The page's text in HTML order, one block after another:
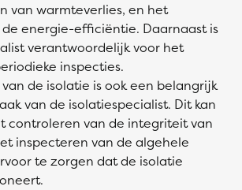
van warmteverlies, en het
energie-efficiëntie. Daarnaast is
verantwoordelijk voor het
inspecties.
de isolatie is ook een belangrijk
van de isolatiespecialist. Dit kan
controleren van de integriteit van
inspecteren van de algehele
te zorgen dat de isolatie